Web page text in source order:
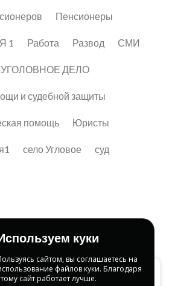
Пенсионеры
1 Работа Развод СМИ
УГОЛОВНОЕ ДЕЛО
и судебной защиты
помощь Юристы
село Угловое суд
куки
сайтом, вы соглашаетесь на
файлов куки. Благодаря
сайт работает лучше.